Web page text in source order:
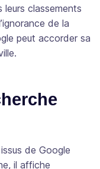
leurs classements
de la
peut accorder sa
de Google
il affiche